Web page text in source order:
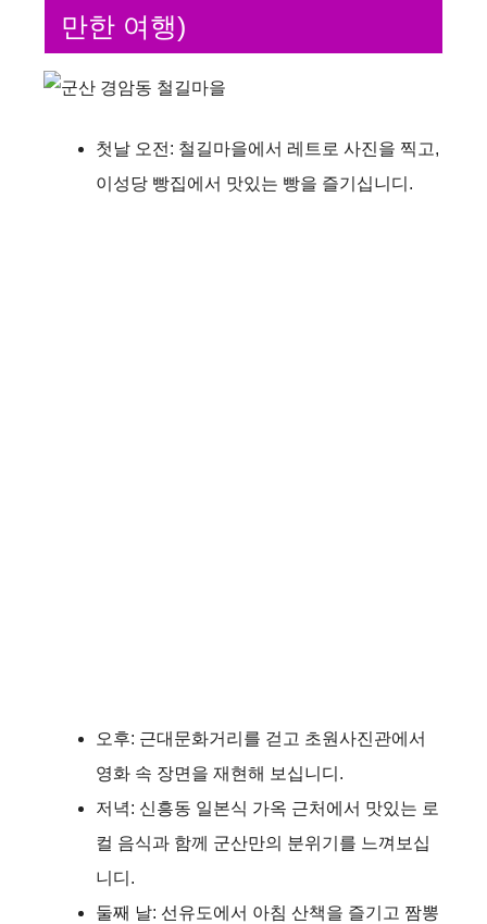
만한 여행)
첫날 오전: 철길마을에서 레트로 사진을 찍고,
이성당 빵집에서 맛있는 빵을 즐기십니디.
오후: 근대문화거리를 걷고 초원사진관에서
영화 속 장면을 재현해 보십니디.
저녁: 신흥동 일본식 가옥 근처에서 맛있는 로
컬 음식과 함께 군산만의 분위기를 느껴보십
니디.
둘째 날: 선유도에서 아침 산책을 즐기고 짬뽕